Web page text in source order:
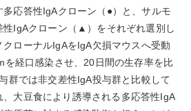
応答性IgAクローン（●）と、サルモ
性IgAクローン（▲）をそれぞれ選別し
ローナルIgAをIgA⽋損マウスへ受動
経口感染させ、20⽇間の生存率を比
群では⾮交差性IgA投与群と比較して
大豆食により誘導される多応答性IgA